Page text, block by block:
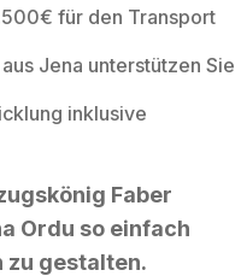
für den Transport
Jena unterstützen Sie
inklusive
Faber
Ordu so einfach
zu gestalten.